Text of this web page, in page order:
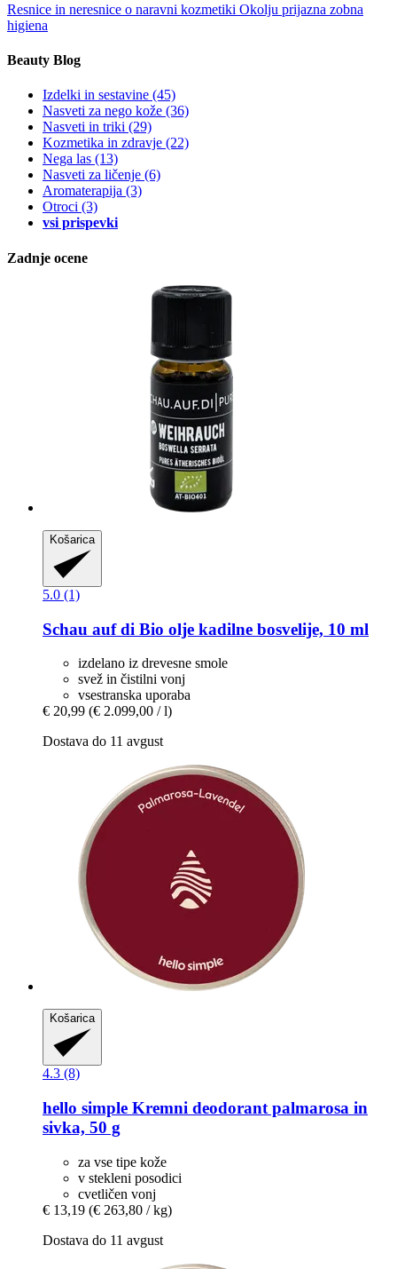
Resnice in neresnice o naravni kozmetiki Okolju prijazna zobna
higiena
Beauty Blog
Izdelki in sestavine (45)
Nasveti za nego kože (36)
Nasveti in triki (29)
Kozmetika in zdravje (22)
Nega las (13)
Nasveti za ličenje (6)
Aromaterapija (3)
Otroci (3)
vsi prispevki
Zadnje ocene
Košarica
5.0 (1)
Schau auf di Bio olje kadilne bosvelije, 10 ml
izdelano iz drevesne smole
svež in čistilni vonj
vsestranska uporaba
€ 20,99 (€ 2.099,00 / l)
Dostava do 11 avgust
Košarica
4.3 (8)
hello simple Kremni deodorant palmarosa in
sivka, 50 g
za vse tipe kože
v stekleni posodici
cvetličen vonj
€ 13,19 (€ 263,80 / kg)
Dostava do 11 avgust